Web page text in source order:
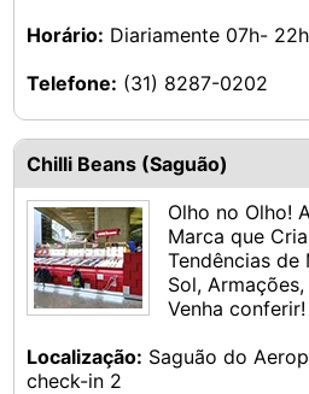
Horário: Diariamente 07h- 22h
Telefone: (31) 8287-0202
Chilli Beans (Saguão)
Olho no Olho!
Marca que
Tendências de
Sol,
Venha conferir!
Localização: Saguão do
check-in 2